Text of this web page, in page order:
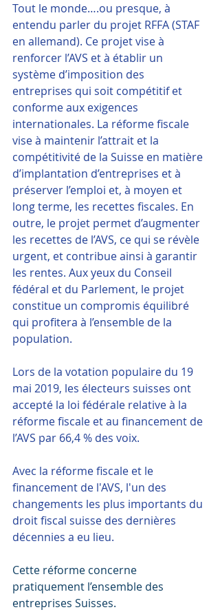
Tout le monde….ou presque, à
entendu parler du projet RFFA (STAF
en allemand). Ce projet vise à
renforcer l’AVS et à établir un
système d’imposition des
entreprises qui soit compétitif et
conforme aux exigences
internationales. La réforme fiscale
vise à maintenir l’attrait et la
compétitivité de la Suisse en matière
d’implantation d’entreprises et à
préserver l’emploi et, à moyen et
long terme, les recettes fiscales. En
outre, le projet permet d’augmenter
les recettes de l’AVS, ce qui se révèle
urgent, et contribue ainsi à garantir
les rentes. Aux yeux du Conseil
fédéral et du Parlement, le projet
constitue un compromis équilibré
qui profitera à l’ensemble de la
population.
Lors de la votation populaire du 19
mai 2019, les électeurs suisses ont
accepté la loi fédérale relative à la
réforme fiscale et au financement de
l’AVS par 66,4 % des voix.
Avec la réforme fiscale et le
financement de l'AVS, l'un des
changements les plus importants du
droit fiscal suisse des dernières
décennies a eu lieu.
Cette réforme concerne
pratiquement l’ensemble des
entreprises Suisses.